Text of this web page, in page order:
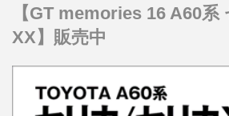
【GT memories 16 A60系
XX】販売中